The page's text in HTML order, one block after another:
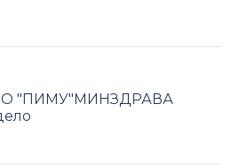
"ПИМУ"МИНЗДРАВА